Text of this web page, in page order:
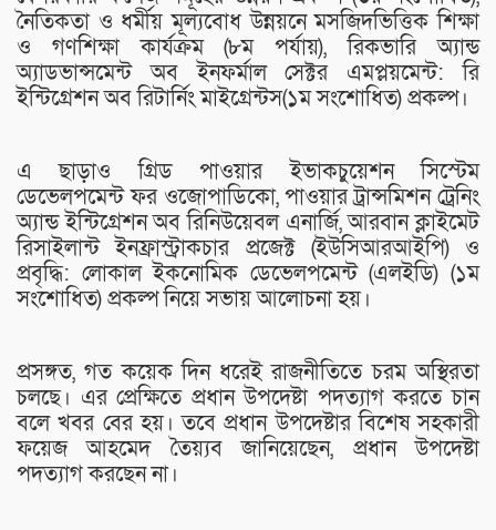
নৈতিকতা ও ধর্মীয় মূল্যবোধ উন্নয়নে মসজিদভিত্তিক শিক্ষা
ও গণশিক্ষা কার্যক্রম (৮ম পর্যায়), রিকভারি অ্যান্ড
অ্যাডভান্সমেন্ট অব ইনফর্মাল সেক্টর এমপ্লয়মেন্ট: রি
ইন্টিগ্রেশন অব রিটার্নিং মাইগ্রেন্টস(১ম সংশোধিত) প্রকল্প।
এ ছাড়াও গ্রিড পাওয়ার ইভাকচুয়েশন সিস্টেম
ডেভেলপমেন্ট ফর ওজোপাডিকো, পাওয়ার ট্রান্সমিশন ট্রেনিং
অ্যান্ড ইন্টিগ্রেশন অব রিনিউয়েবল এনার্জি, আরবান ক্লাইমেট
রিসাইলান্ট ইনফ্রাস্ট্রাকচার প্রজেক্ট (ইউসিআরআইপি) ও
প্রবৃদ্ধি: লোকাল ইকনোমিক ডেভেলপমেন্ট (এলইডি) (১ম
সংশোধিত) প্রকল্প নিয়ে সভায় আলোচনা হয়।
প্রসঙ্গত, গত কয়েক দিন ধরেই রাজনীতিতে চরম অস্থিরতা
চলছে। এর প্রেক্ষিতে প্রধান উপদেষ্টা পদত্যাগ করতে চান
বলে খবর বের হয়। তবে প্রধান উপদেষ্টার বিশেষ সহকারী
ফয়েজ আহমেদ তৈয়্যব জানিয়েছেন, প্রধান উপদেষ্টা
পদত্যাগ করছেন না।